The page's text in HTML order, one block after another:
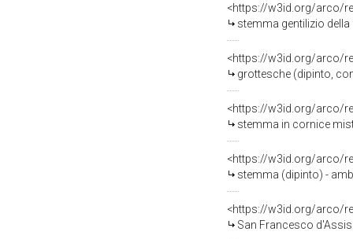
<https://w3id.org/arco/
stemma gentilizio
<https://w3id.org/arco/
grottesche (dipinto,
<https://w3id.org/arco/
stemma in cornice
<https://w3id.org/arco/
stemma (dipinto) -
<https://w3id.org/arco/
San Francesco